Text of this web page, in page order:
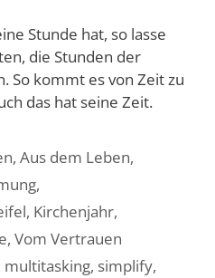
Stunde hat, so lasse
die Stunden der
So kommt es von Zeit zu
das hat seine Zeit.
,Aus dem Leben,
,
, Kirchenjahr,
, Vom Vertrauen
multitasking, simplify,